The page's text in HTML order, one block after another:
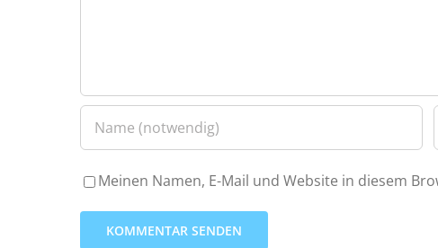
Meinen Namen, E-Mail und Website in diesem